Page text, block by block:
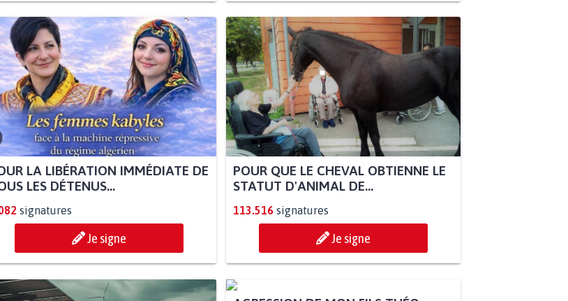
LA LIBÉRATION IMMÉDIATE DE
LES DÉTENUS...
signatures
Je signe
POUR QUE LE CHEVAL OBTIENNE LE
STATUT D'ANIMAL DE...
113.516 signatures
Je signe